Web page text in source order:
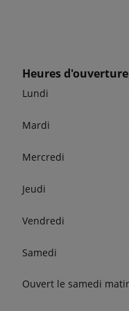
Heures d'ouverture
Lundi
Mardi
Mercredi
Jeudi
Vendredi
Samedi
Ouvert le samedi